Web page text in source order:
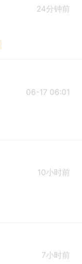
24分钟前
06-17 06:01
10小时前
7小时前